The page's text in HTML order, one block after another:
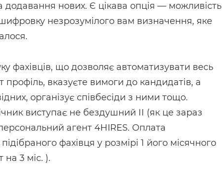
додавання нових. Є цікава опція — можливість
незрозумілого вам визначення, яке
фахівців, що дозволяє автоматизувати весь
профіль, вказуєте вимоги до кандидатів, а
організує співбесіди з ними тощо.
виступає не бездушний ІІ (як це зараз
агент 4HIRES. Оплата
фахівця у розмірі 1 його місячного
3 міс. ).